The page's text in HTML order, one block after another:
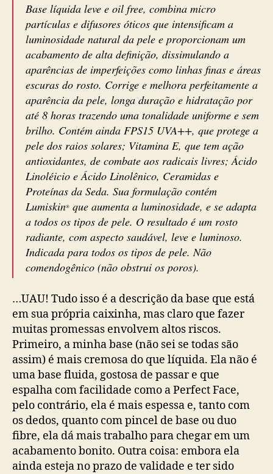
Base líquida leve e oil free, combina micro
partículas e difusores óticos que intensificam a
luminosidade natural da pele e proporcionam um
acabamento de alta definição, dissimulando a
aparências de imperfeições como linhas finas e áreas
escuras do rosto. Corrige e melhora perfeitamente a
aparência da pele, longa duração e hidratação por
até 8 horas trazendo uma tonalidade uniforme e sem
brilho. Contém ainda FPS15 UVA++, que protege a
pele dos raios solares; Vitamina E, que tem ação
antioxidantes, de combate aos radicais livres; Ácido
Linoléicio e Ácido Linolênico, Ceramidas e
Proteínas da Seda. Sua formulação contém
Lumiskin® que aumenta a luminosidade, e se adapta
a todos os tipos de pele. O resultado é um rosto
radiante, com aspecto saudável, leve e luminoso.
Indicada para todos os tipos de pele. Não
comendogênico (não obstrui os poros).
…UAU! Tudo isso é a descrição da base que está
em sua própria caixinha, mas claro que fazer
muitas promessas envolvem altos riscos.
Primeiro, a minha base (não sei se todas são
assim) é mais cremosa do que líquida. Ela não é
uma base fluida, gostosa de passar e que
espalha com facilidade como a Perfect Face,
pelo contrário, ela é mais espessa e, tanto com
os dedos, quanto com pincel de base ou duo
fibre, ela dá mais trabalho para chegar em um
acabamento bonito. Outra coisa: embora ela
ainda esteja no prazo de validade e ter sido